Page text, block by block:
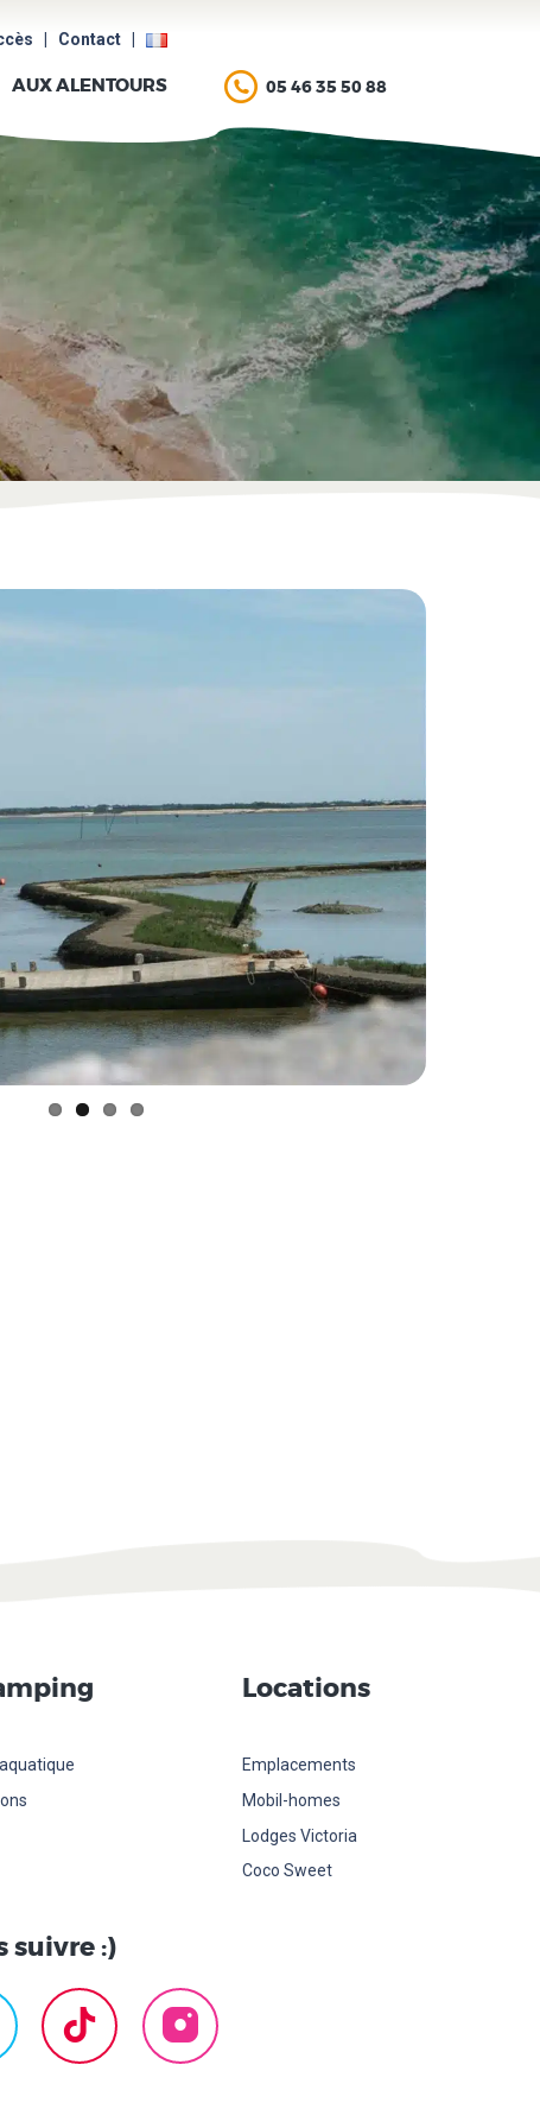
Contact |
AUX ALENTOURS 05 46 35 50 88
suivre :)
Locations
Emplacements
Mobil-homes
Lodges Victoria
Coco Sweet